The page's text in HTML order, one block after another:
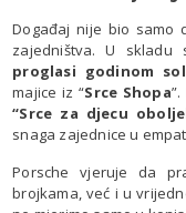
Događaj nije bio samo
zajedništva. U skladu
proglasi godinom
majice iz “Srce Shopa
“Srce za djecu
snaga zajednice u
Porsche vjeruje da
brojkama, već i u